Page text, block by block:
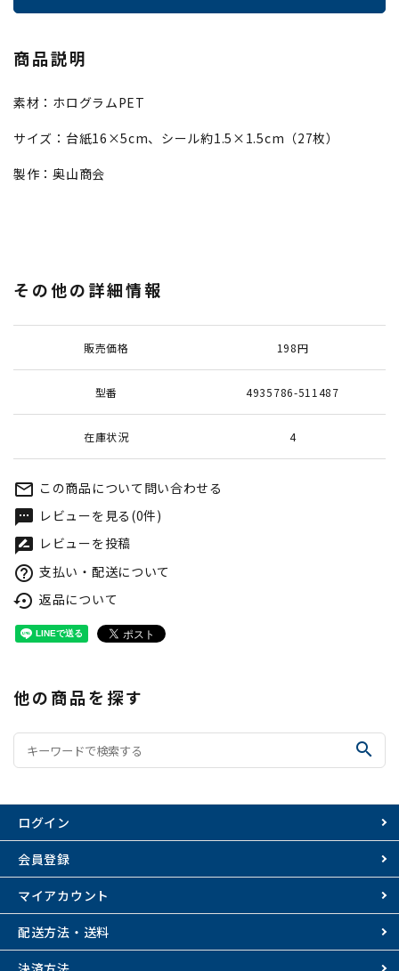
商品説明
素材：ホログラムPET
サイズ：台紙16×5cm、シール約1.5×1.5cm（27枚）
製作：奥山商会
その他の詳細情報
販売価格 198円
型番 4935786-511487
在庫状況 4
mail_outline この商品について問い合わせる
textsms レビューを見る(0件)
rate_review レビューを投稿
help_outline 支払い・配送について
settings_backup_restore 返品について
他の商品を探す
search
ログイン
会員登録
マイアカウント
配送方法・送料